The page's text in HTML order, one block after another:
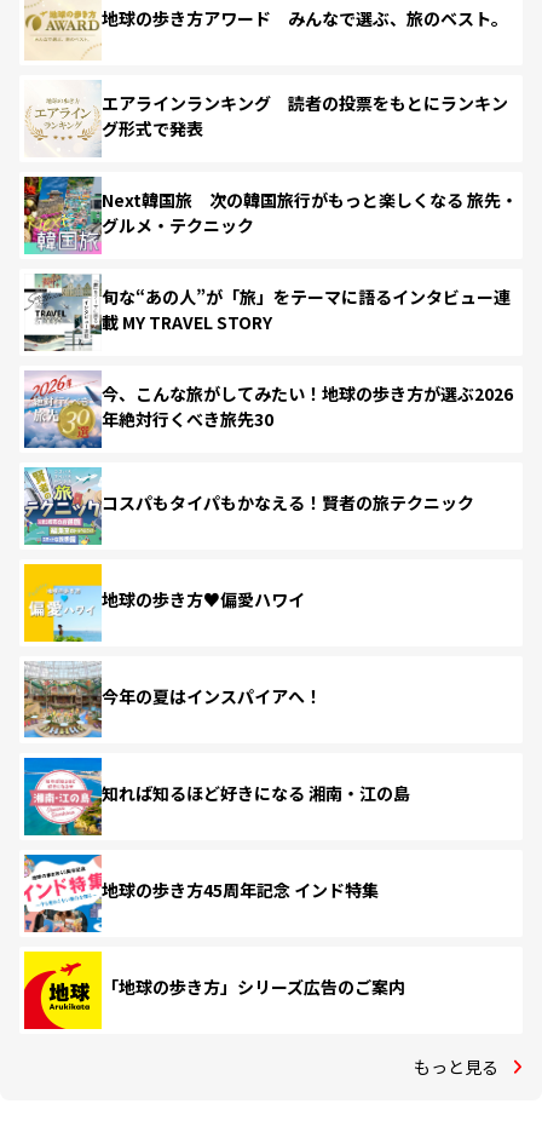
地球の歩き方アワード みんなで選ぶ、旅のベスト。
エアラインランキング 読者の投票をもとにランキン
グ形式で発表
Next韓国旅 次の韓国旅行がもっと楽しくなる 旅先・
グルメ・テクニック
旬な“あの人”が「旅」をテーマに語るインタビュー連
載 MY TRAVEL STORY
今、こんな旅がしてみたい！地球の歩き方が選ぶ2026
年絶対行くべき旅先30
コスパもタイパもかなえる！賢者の旅テクニック
地球の歩き方♥偏愛ハワイ
今年の夏はインスパイアへ！
知れば知るほど好きになる 湘南・江の島
地球の歩き方45周年記念 インド特集
「地球の歩き方」シリーズ広告のご案内
もっと見る